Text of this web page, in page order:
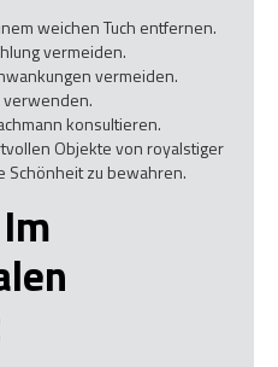
weichen Tuch entfernen.
vermeiden.
vermeiden.
verwenden.
konsultieren.
Objekte von royalstiger
Schönheit zu bewahren.